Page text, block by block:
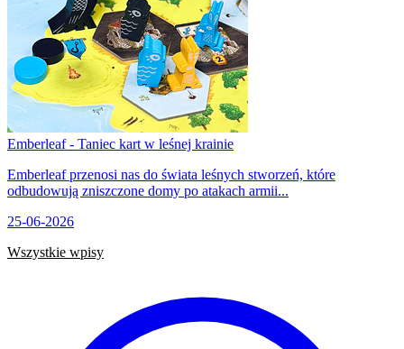
Emberleaf - Taniec kart w leśnej krainie
Emberleaf przenosi nas do świata leśnych stworzeń, które
odbudowują zniszczone domy po atakach armii...
25-06-2026
Wszystkie wpisy